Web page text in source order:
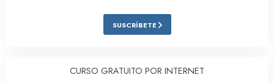
SUSCRÍBETE
CURSO GRATUITO POR INTERNET